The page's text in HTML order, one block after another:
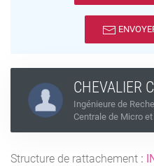
CHEVALIER
Ingénieure de
Centrale de Micro
Structure de rattachement :